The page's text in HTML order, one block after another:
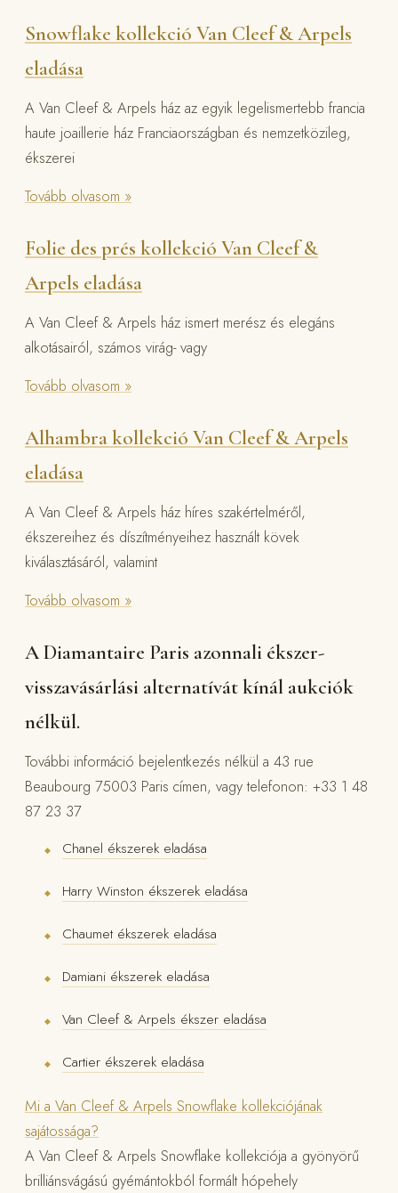
Snowflake kollekció Van Cleef & Arpels
eladása
A Van Cleef & Arpels ház az egyik legelismertebb francia
haute joaillerie ház Franciaországban és nemzetközileg,
ékszerei
Tovább olvasom »
Folie des prés kollekció Van Cleef &
Arpels eladása
A Van Cleef & Arpels ház ismert merész és elegáns
alkotásairól, számos virág- vagy
Tovább olvasom »
Alhambra kollekció Van Cleef & Arpels
eladása
A Van Cleef & Arpels ház híres szakértelméről,
ékszereihez és díszítményeihez használt kövek
kiválasztásáról, valamint
Tovább olvasom »
A Diamantaire Paris azonnali ékszer-
visszavásárlási alternatívát kínál aukciók
nélkül.
További információ bejelentkezés nélkül a 43 rue
Beaubourg 75003 Paris címen, vagy telefonon: +33 1 48
87 23 37
◆ Chanel ékszerek eladása
◆ Harry Winston ékszerek eladása
◆ Chaumet ékszerek eladása
◆ Damiani ékszerek eladása
◆ Van Cleef & Arpels ékszer eladása
◆ Cartier ékszerek eladása
Mi a Van Cleef & Arpels Snowflake kollekciójának
sajátossága?
A Van Cleef & Arpels Snowflake kollekciója a gyönyörű
brilliánsvágású gyémántokból formált hópehely